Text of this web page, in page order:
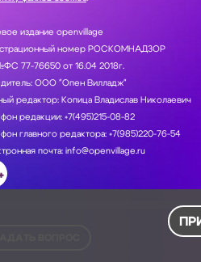
издание openvillage
номер РОСКОМНАДЗОР
77-76650 от 16.04 2018г.
ООО "Опен Вилладж"
редактор: Копица Владислав Николаевич
редакции: +7(495)215-08-82
главного редактора: +7(985)220-76-54
почта: info@openvillage.ru